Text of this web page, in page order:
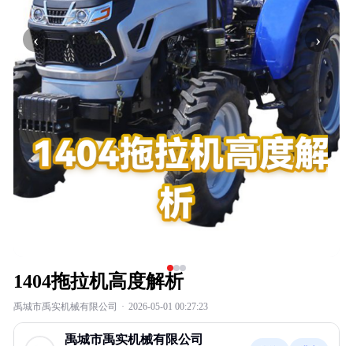
‹ ›
1404拖拉机高度解析
禹城市禹实机械有限公司 · 2026-05-01 00:27:23
禹城市禹实机械有限公司